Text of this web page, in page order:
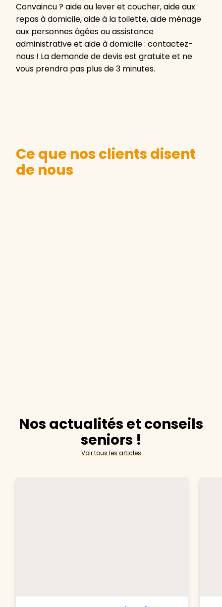
Convaincu ? aide au lever et coucher, aide aux
repas à domicile, aide à la toilette, aide ménage
aux personnes âgées ou assistance
administrative et aide à domicile : contactez-
nous ! La demande de devis est gratuite et ne
vous prendra pas plus de 3 minutes.
Ce que nos clients disent
de nous
Nos actualités et conseils
seniors !
Voir tous les articles